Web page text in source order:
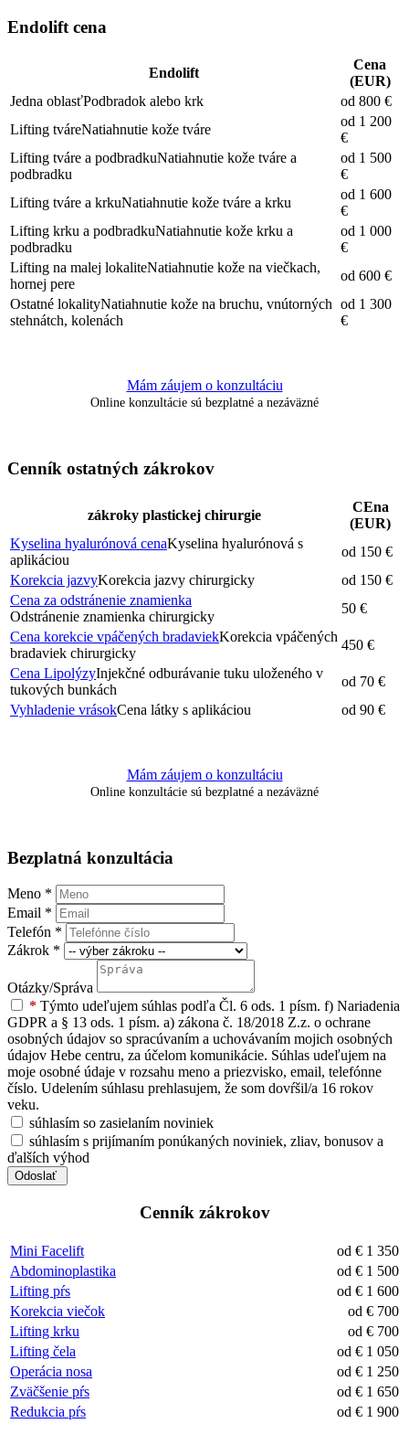
Endolift cena
Endolift
Cena
(EUR)
Jedna oblasťPodbradok alebo krk
od 800 €
Lifting tváreNatiahnutie kože tváre
od 1 200
€
Lifting tváre a podbradkuNatiahnutie kože tváre a
podbradku
od 1 500
€
Lifting tváre a krkuNatiahnutie kože tváre a krku
od 1 600
€
Lifting krku a podbradkuNatiahnutie kože krku a
podbradku
od 1 000
€
Lifting na malej lokaliteNatiahnutie kože na viečkach,
hornej pere
od 600 €
Ostatné lokalityNatiahnutie kože na bruchu, vnútorných
stehnátch, kolenách
od 1 300
€
Mám záujem o konzultáciu
Online konzultácie sú bezplatné a nezáväzné
Cenník ostatných zákrokov
zákroky plastickej chirurgie
CEna
(EUR)
Kyselina hyalurónová cenaKyselina hyalurónová s
aplikáciou
od 150 €
Korekcia jazvyKorekcia jazvy chirurgicky
od 150 €
Cena za odstránenie znamienka
Odstránenie znamienka chirurgicky
50 €
Cena korekcie vpáčených bradaviekKorekcia vpáčených
bradaviek chirurgicky
450 €
Cena LipolýzyInjekčné odburávanie tuku uloženého v
tukových bunkách
od 70 €
Vyhladenie vrásokCena látky s aplikáciou od 90 €
Mám záujem o konzultáciu
Online konzultácie sú bezplatné a nezáväzné
Bezplatná konzultácia
Meno *
Email *
Telefón *
Zákrok *
Otázky/Správa
* Týmto udeľujem súhlas podľa Čl. 6 ods. 1 písm. f) Nariadenia
GDPR a § 13 ods. 1 písm. a) zákona č. 18/2018 Z.z. o ochrane
osobných údajov so spracúvaním a uchovávaním mojich osobných
údajov Hebe centru, za účelom komunikácie. Súhlas udeľujem na
moje osobné údaje v rozsahu meno a priezvisko, email, telefónne
číslo. Udelením súhlasu prehlasujem, že som dovŕšil/a 16 rokov
veku.
súhlasím so zasielaním noviniek
súhlasím s prijímaním ponúkaných noviniek, zliav, bonusov a
ďalších výhod
Cenník zákrokov
Mini Facelift
od € 1 350
Abdominoplastika
od € 1 500
Lifting pŕs
od € 1 600
Korekcia viečok
od € 700
Lifting krku
od € 700
Lifting čela
od € 1 050
Operácia nosa
od € 1 250
Zväčšenie pŕs
od € 1 650
Redukcia pŕs
od € 1 900